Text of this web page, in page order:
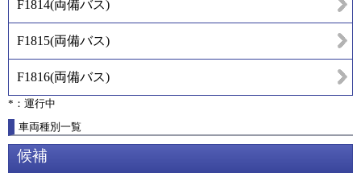
F1814(両備バス)
F1815(両備バス)
F1816(両備バス)
*：運行中
車両種別一覧
候補